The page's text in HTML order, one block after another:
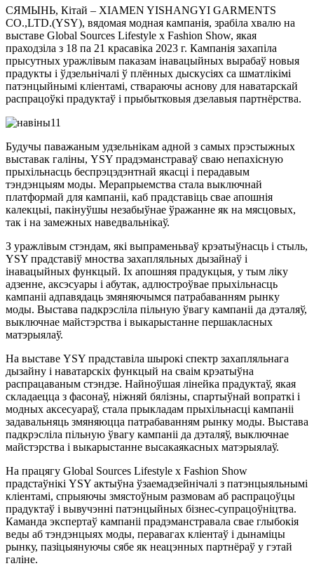
СЯМЫНЬ, Кітай – XIAMEN YISHANGYI GARMENTS
CO.,LTD.(YSY), вядомая модная кампанія, зрабіла хвалю на
выставе Global Sources Lifestyle x Fashion Show, якая
праходзіла з 18 па 21 красавіка 2023 г. Кампанія захапіла
прысутных уражлівым паказам інавацыйных вырабаў новыя
прадукты і ўдзельнічалі ў плённых дыскусіях са шматлікімі
патэнцыйнымі кліентамі, ствараючы аснову для наватарскай
распрацоўкі прадуктаў і прыбытковыя дзелавыя партнёрства.
Будучы паважаным удзельнікам адной з самых прэстыжных
выставак галіны, YSY прадэманстраваў сваю непахісную
прыхільнасць беспрэцэдэнтнай якасці і перадавым
тэндэнцыям моды. Мерапрыемства стала выключнай
платформай для кампаніі, каб прадставіць свае апошнія
калекцыі, пакінуўшы незабыўнае ўражанне як на мясцовых,
так і на замежных наведвальнікаў.
З уражлівым стэндам, які выпраменьваў крэатыўнасць і стыль,
YSY прадставіў мноства захапляльных дызайнаў і
інавацыйных функцый. Іх апошняя прадукцыя, у тым ліку
адзенне, аксэсуары і абутак, адлюстроўвае прыхільнасць
кампаніі адпавядаць змяняючымся патрабаванням рынку
моды. Выстава падкрэсліла пільную ўвагу кампаніі да дэталяў,
выключнае майстэрства і выкарыстанне першакласных
матэрыялаў.
На выставе YSY прадставіла шырокі спектр захапляльнага
дызайну і наватарскіх функцый на сваім крэатыўна
распрацаваным стэндзе. Найноўшая лінейка прадуктаў, якая
складаецца з фасонаў, ніжняй бялізны, спартыўнай вопраткі і
модных аксесуараў, стала прыкладам прыхільнасці кампаніі
задавальняць змяняюцца патрабаванням рынку моды. Выстава
падкрэсліла пільную ўвагу кампаніі да дэталяў, выключнае
майстэрства і выкарыстанне высакаякасных матэрыялаў.
На працягу Global Sources Lifestyle x Fashion Show
прадстаўнікі YSY актыўна ўзаемадзейнічалі з патэнцыяльнымі
кліентамі, спрыяючы змястоўным размовам аб распрацоўцы
прадуктаў і вывучэнні патэнцыйных бізнес-супрацоўніцтва.
Каманда экспертаў кампаніі прадэманстравала свае глыбокія
веды аб тэндэнцыях моды, перавагах кліентаў і дынаміцы
рынку, пазіцыянуючы сябе як неацэнных партнёраў у гэтай
галіне.